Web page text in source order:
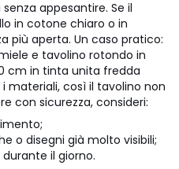
appesantire. Se il
in cotone chiaro o in
più aperta. Un caso pratico:
e tavolino rotondo in
cm in tinta unita fredda
materiali, così il tavolino non
con sicurezza, consideri:
o disegni già molto visibili;
il giorno.